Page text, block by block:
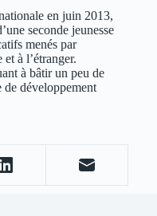
en juin 2013,
seconde jeunesse
menés par
à l’étranger.
à bâtir un peu de
de développement